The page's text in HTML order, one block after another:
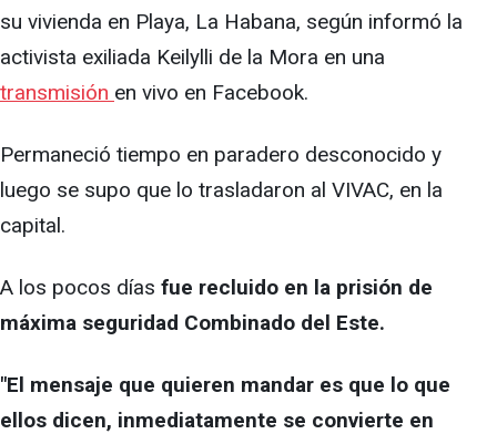
su vivienda en Playa, La Habana, según informó la
activista exiliada Keilylli de la Mora en una
transmisión en vivo en Facebook.
Permaneció tiempo en paradero desconocido y
luego se supo que lo trasladaron al VIVAC, en la
capital.
A los pocos días fue recluido en la prisión de
máxima seguridad Combinado del Este.
"El mensaje que quieren mandar es que lo que
ellos dicen, inmediatamente se convierte en